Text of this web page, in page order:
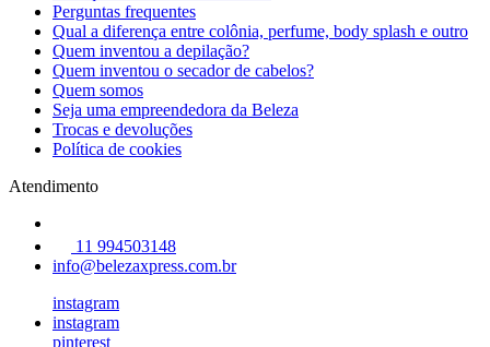
Perguntas frequentes
Qual a diferença entre colônia, perfume, body splash e outro
Quem inventou a depilação?
Quem inventou o secador de cabelos?
Quem somos
Seja uma empreendedora da Beleza
Trocas e devoluções
Política de cookies
Atendimento
11 994503148
info@belezaxpress.com.br
instagram
instagram
pinterest